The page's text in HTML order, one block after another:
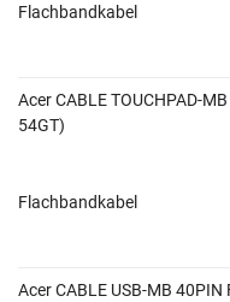
Flachbandkabel
Acer CABLE TOUCHPAD-
54GT)
Flachbandkabel
Acer CABLE USB-MB